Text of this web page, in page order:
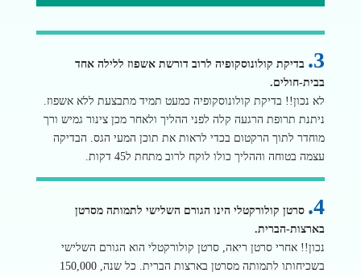
3.
בדיקת קולונוסקופיה לרוב דורשת אשפוז ללילה אחד
בבית-חולים.
לא נכון!! בדיקת קולונוסקופיה כמעט תמיד מתבצעת ללא אשפוז.
ניתנת תרופת הרגעה קלה לפני ההליך ולאחר מכן צינור גמיש ורך
מוחדר לתוך הרקטום בכדי לראות את תוכן המעי הגס. הבדיקה
עצמה בטוחה וההליך כולו לוקח לרוב מתחת ל45 דקות.
4.
סרטן קולורקטלי הינו הגורם השלישי לתמותה מסרטן
בארצות-הברית.
נכון!! אחרי סרטן ריאה, סרטן קולורקטלי הוא הגורם השלישי
בשכיחותו לתמותה מסרטן בארצות הברית. כל שנה, 150,000